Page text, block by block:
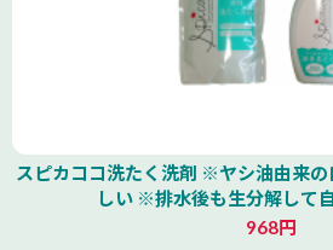
スピカココ洗たく洗剤 ※ヤシ油由来
しい ※排水後も生分解して
968円